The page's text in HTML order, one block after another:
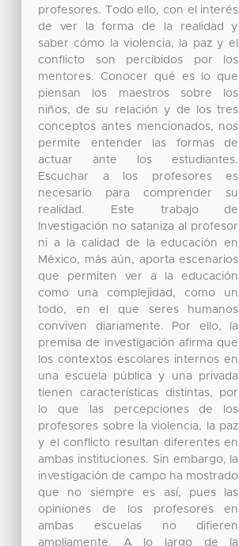
profesores. Todo ello, con el interés
de ver la forma de la realidad y
saber cómo la violencia, la paz y el
conflicto son percibidos por los
mentores. Conocer qué es lo que
piensan los maestros sobre los
niños, de su relación y de los tres
conceptos antes mencionados, nos
permite entender las formas de
actuar ante los estudiantes.
Escuchar a los profesores es
necesario para comprender su
realidad. Este trabajo de
Investigación no sataniza al profesor
ni a la calidad de la educación en
México, más aún, aporta escenarios
que permiten ver a la educación
como una complejidad, como un
todo, en el que seres humanos
conviven diariamente. Por ello, la
premisa de investigación afirma que
los contextos escolares internos en
una escuela pública y una privada
tienen características distintas, por
lo que las percepciones de los
profesores sobre la violencia, la paz
y el conflicto resultan diferentes en
ambas instituciones. Sin embargo, la
investigación de campo ha mostrado
que no siempre es así, pues las
opiniones de los profesores en
ambas escuelas no difieren
ampliamente. A lo largo de la